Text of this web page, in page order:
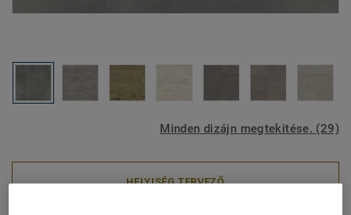
Minden dizájn megtekitése. (29)
HELYISÉG TERVEZŐ